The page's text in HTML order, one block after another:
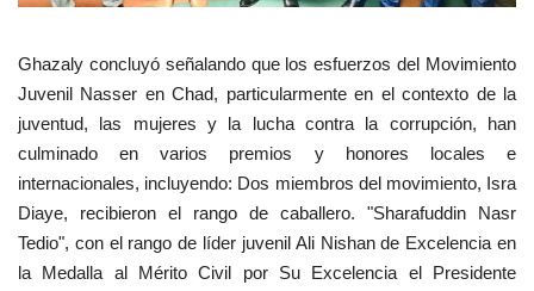
Ghazaly concluyó señalando que los esfuerzos del Movimiento
Juvenil Nasser en Chad, particularmente en el contexto de la
juventud, las mujeres y la lucha contra la corrupción, han
culminado en varios premios y honores locales e
internacionales, incluyendo: Dos miembros del movimiento, Isra
Diaye, recibieron el rango de caballero. "Sharafuddin Nasr
Tedio", con el rango de líder juvenil Ali Nishan de Excelencia en
la Medalla al Mérito Civil por Su Excelencia el Presidente